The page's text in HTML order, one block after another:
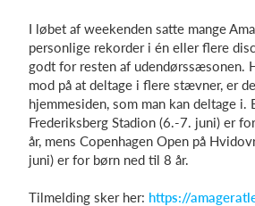
I løbet af weekenden satte mange
personlige rekorder i én eller flere
godt for resten af udendørssæsonen.
mod på at deltage i flere stævner, er
hjemmesiden, som man kan deltage i.
Frederiksberg Stadion (6.-7. juni) er
år, mens Copenhagen Open på
juni) er for børn ned til 8 år.
Tilmelding sker her: https://